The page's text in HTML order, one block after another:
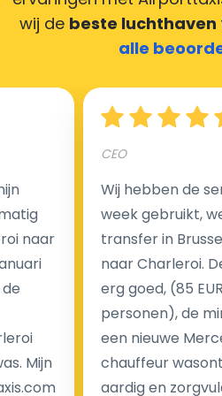
maken door uw feedback
zorgen ervoor dat uw
Hoeveel kost een
Een van de meest
luchthaventaxi's is een vast
tegenstelling tot traditionele
brengen wij u geen extra
We hebben geen
wachttijd als uw vlucht
wij de beste luchthaven
alle
naar
Mijn
CEO
Wij hebben de
week gebruikt,
transfer in
naar Charleroi.
erg goed, (85
personen), de
een nieuwe
chauffeur
aardig en